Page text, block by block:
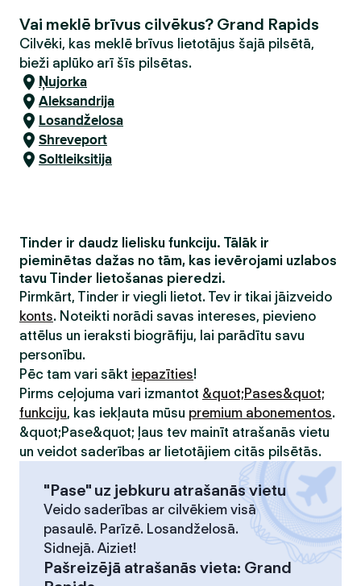
Vai meklē brīvus cilvēkus? Grand Rapids
Cilvēki, kas meklē brīvus lietotājus šajā pilsētā,
bieži aplūko arī šīs pilsētas.
Ņujorka
Aleksandrija
Losandželosa
Shreveport
Soltleiksitija
Tinder ir daudz lielisku funkciju. Tālāk ir
pieminētas dažas no tām, kas ievērojami uzlabos
tavu Tinder lietošanas pieredzi.
Pirmkārt, Tinder ir viegli lietot. Tev ir tikai jāizveido
konts. Noteikti norādi savas intereses, pievieno
attēlus un ieraksti biogrāfiju, lai parādītu savu
personību.
Pēc tam vari sākt iepazīties!
Pirms ceļojuma vari izmantot &quot;Pases&quot;
funkciju, kas iekļauta mūsu premium abonementos.
&quot;Pase&quot; ļaus tev mainīt atrašanās vietu
un veidot saderības ar lietotājiem citās pilsētās.
"Pase" uz jebkuru atrašanās vietu
Veido saderības ar cilvēkiem visā
pasaulē. Parīzē. Losandželosā.
Sidnejā. Aiziet!
Pašreizējā atrašanās vieta: Grand